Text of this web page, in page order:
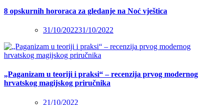
8 opskurnih hororaca za gledanje na Noć vještica
31/10/202231/10/2022
„Paganizam u teoriji i praksi“ – recenzija prvog modernog
hrvatskog magijskog priručnika
21/10/2022